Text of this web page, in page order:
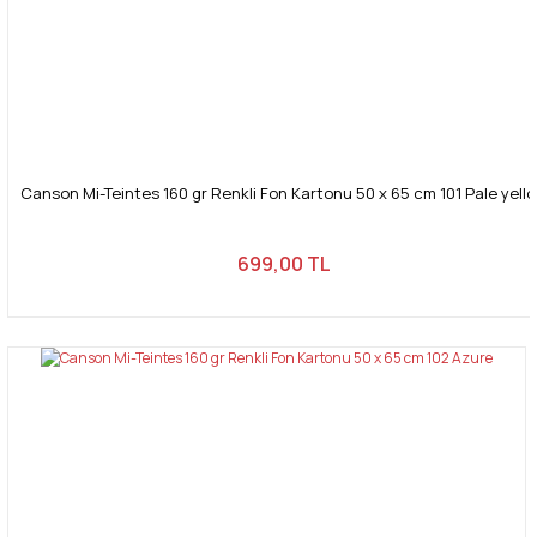
Canson Mi-Teintes 160 gr Renkli Fon Kartonu 50 x 65 cm 101 Pale
699,00 TL